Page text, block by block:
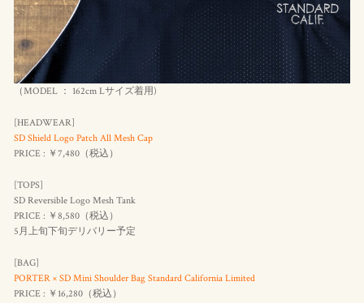
（MODEL ： 162cm Lサイズ着用)
[HEADWEAR]
SD Shield Logo Patch All Mesh Cap
PRICE : ￥7,480（税込 ）
[TOPS]
SD Reversible Logo Mesh Tank
PRICE : ￥8,580（税込 ）
5月上旬下旬デリバリー予定
[BAG]
PORTER × SD Mini Shoulder Bag Standard California Limited
PRICE : ￥16,280（税込 ）